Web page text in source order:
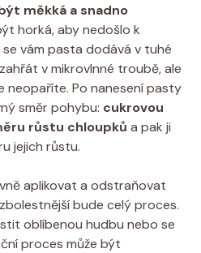
měkká a snadno
horká, aby nedošlo k
vám pasta dodává v tuhé
v mikrovlnné troubě, ale
neopaříte. Po nanesení pasty
směr pohybu: cukrovou
růstu chloupků a pak ji
jejich růstu.
aplikovat a odstraňovat
bude celý proces.
oblíbenou hudbu nebo se
proces může být